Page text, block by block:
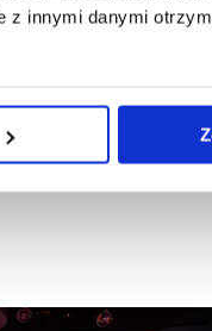
z innymi danymi